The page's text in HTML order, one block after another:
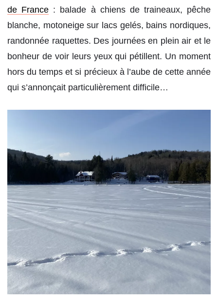
de France : balade à chiens de traineaux, pêche
blanche, motoneige sur lacs gelés, bains nordiques,
randonnée raquettes. Des journées en plein air et le
bonheur de voir leurs yeux qui pétillent. Un moment
hors du temps et si précieux à l’aube de cette année
qui s’annonçait particulièrement difficile…